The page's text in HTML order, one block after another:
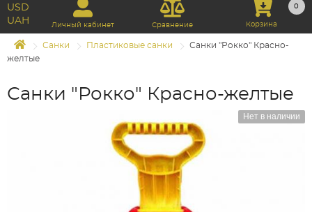
USD
UAH
Личный кабинет Сравнение
0
Корзина
Санки Пластиковые санки
Санки "Рокко" Красно-
желтые
Санки "Рокко" Красно-желтые
Нет в наличии